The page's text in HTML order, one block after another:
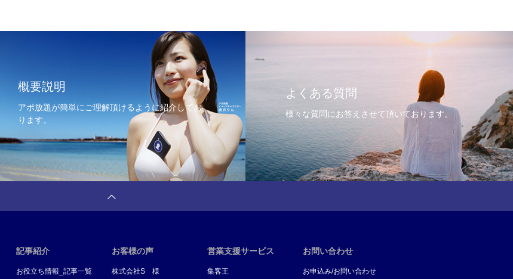
概要説明
アポ放題が簡単にご理解頂けるように紹介してお
ります。
よくある質問
様々な質問にお答えさせて頂いております。
記事紹介
お役立ち情報_記事一覧
お客様の声
株式会社S 様
営業支援サービス
集客王
お問い合わせ
お申込み/お問い合わせ